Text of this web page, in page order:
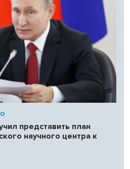
представить план
научного центра к